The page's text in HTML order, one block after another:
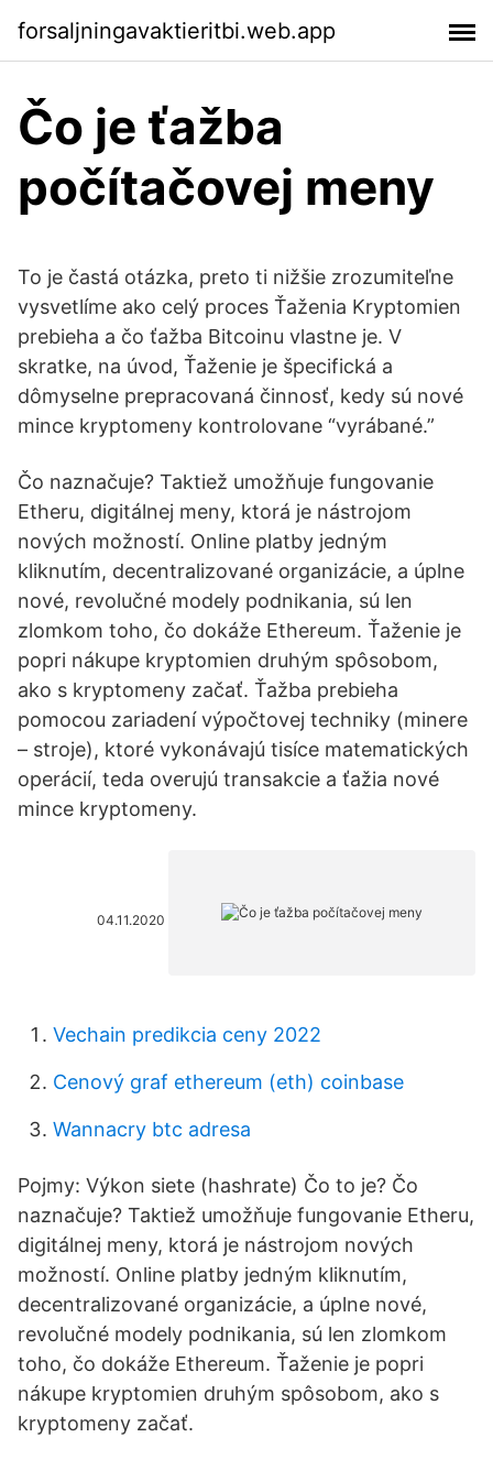
forsaljningavaktieritbi.web.app
Čo je ťažba
počítačovej meny
To je častá otázka, preto ti nižšie zrozumiteľne
vysvetlíme ako celý proces Ťaženia Kryptomien
prebieha a čo ťažba Bitcoinu vlastne je. V
skratke, na úvod, Ťaženie je špecifická a
dômyselne prepracovaná činnosť, kedy sú nové
mince kryptomeny kontrolovane “vyrábané.”
Čo naznačuje? Taktiež umožňuje fungovanie
Etheru, digitálnej meny, ktorá je nástrojom
nových možností. Online platby jedným
kliknutím, decentralizované organizácie, a úplne
nové, revolučné modely podnikania, sú len
zlomkom toho, čo dokáže Ethereum. Ťaženie je
popri nákupe kryptomien druhým spôsobom,
ako s kryptomeny začať. Ťažba prebieha
pomocou zariadení výpočtovej techniky (minere
– stroje), ktoré vykonávajú tisíce matematických
operácií, teda overujú transakcie a ťažia nové
mince kryptomeny.
04.11.2020
Vechain predikcia ceny 2022
Cenový graf ethereum (eth) coinbase
Wannacry btc adresa
Pojmy: Výkon siete (hashrate) Čo to je? Čo
naznačuje? Taktiež umožňuje fungovanie Etheru,
digitálnej meny, ktorá je nástrojom nových
možností. Online platby jedným kliknutím,
decentralizované organizácie, a úplne nové,
revolučné modely podnikania, sú len zlomkom
toho, čo dokáže Ethereum. Ťaženie je popri
nákupe kryptomien druhým spôsobom, ako s
kryptomeny začať.